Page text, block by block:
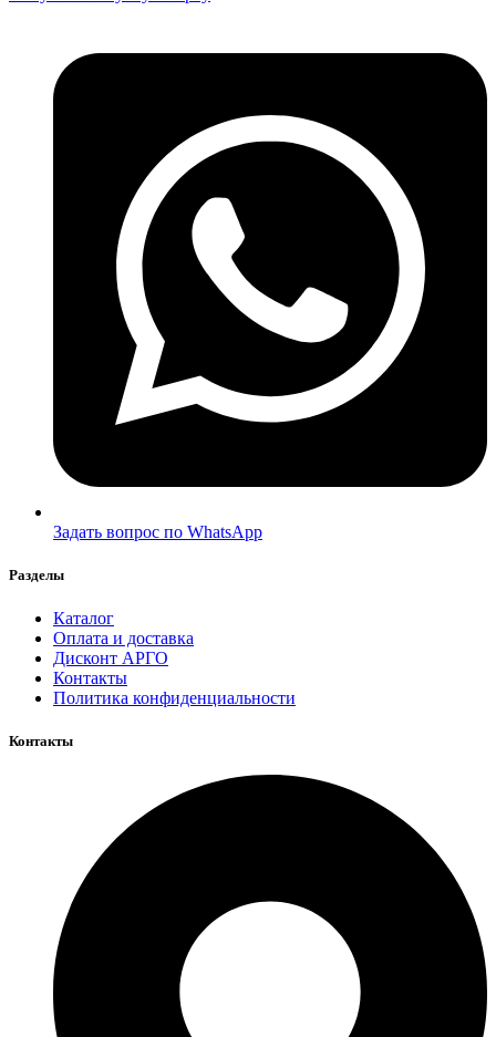
Задать вопрос по WhatsApp
Разделы
Каталог
Оплата и доставка
Дисконт АРГО
Контакты
Политика конфиденциальности
Контакты